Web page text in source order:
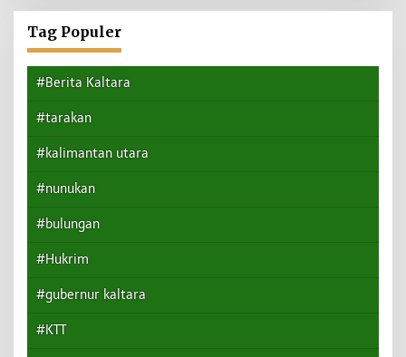
Tag Populer
#Berita Kaltara
#tarakan
#kalimantan utara
#nunukan
#bulungan
#Hukrim
#gubernur kaltara
#KTT